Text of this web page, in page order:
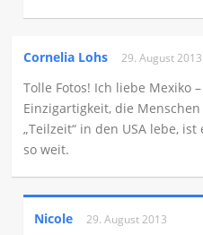
Cornelia Lohs 29. August 2013
Tolle Fotos! Ich liebe Mexiko
Einzigartigkeit, die
„Teilzeit“ in den USA lebe,
so weit.
Nicole 29. August 2013